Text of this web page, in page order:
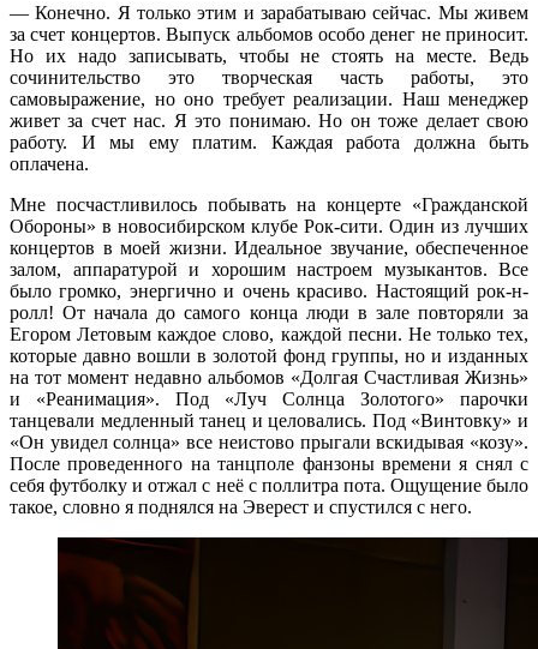
— Конечно. Я только этим и зарабатываю сейчас. Мы живем
за счет концертов. Выпуск альбомов особо денег не приносит.
Но их надо записывать, чтобы не стоять на месте. Ведь
сочинительство это творческая часть работы, это
самовыражение, но оно требует реализации. Наш менеджер
живет за счет нас. Я это понимаю. Но он тоже делает свою
работу. И мы ему платим. Каждая работа должна быть
оплачена.
Мне посчастливилось побывать на концерте «Гражданской
Обороны» в новосибирском клубе Рок-сити. Один из лучших
концертов в моей жизни. Идеальное звучание, обеспеченное
залом, аппаратурой и хорошим настроем музыкантов. Все
было громко, энергично и очень красиво. Настоящий рок-н-
ролл! От начала до самого конца люди в зале повторяли за
Егором Летовым каждое слово, каждой песни. Не только тех,
которые давно вошли в золотой фонд группы, но и изданных
на тот момент недавно альбомов «Долгая Счастливая Жизнь»
и «Реанимация». Под «Луч Солнца Золотого» парочки
танцевали медленный танец и целовались. Под «Винтовку» и
«Он увидел солнца» все неистово прыгали вскидывая «козу».
После проведенного на танцполе фанзоны времени я снял с
себя футболку и отжал с неё с поллитра пота. Ощущение было
такое, словно я поднялся на Эверест и спустился с него.